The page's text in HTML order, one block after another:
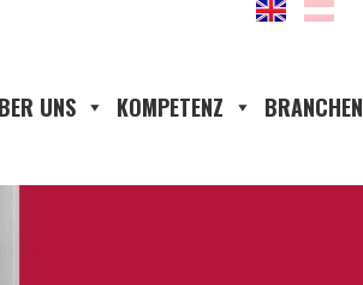
UNS KOMPETENZ BRANCHEN